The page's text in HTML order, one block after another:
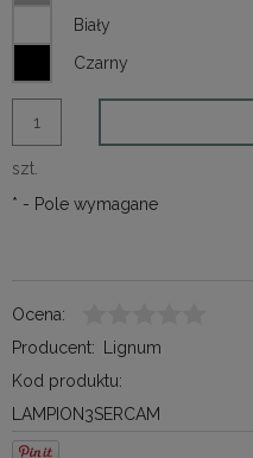
szt.
* - Pole wymagane
Ocena:
Producent:
Lignum
Kod produktu:
LAMPION3SERCAM